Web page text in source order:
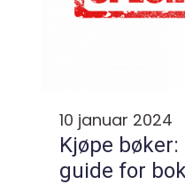
10 januar 2024
Kjøpe
guide for